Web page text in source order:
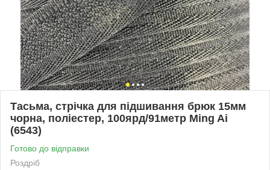
Тасьма, стрічка для підшивання брюк 15мм
чорна, поліестер, 100ярд/91метр Ming Ai
(6543)
Готово до відправки
Роздріб